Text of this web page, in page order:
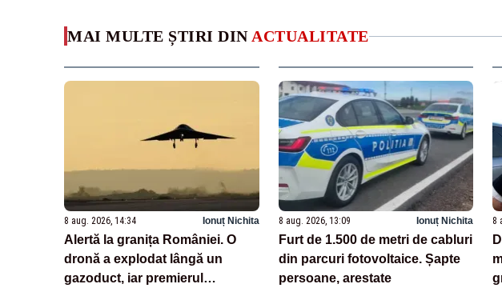
MAI MULTE ȘTIRI DIN ACTUALITATE
8 aug. 2026, 14:34 Ionuț Nichita
Alertă la granița României. O
dronă a explodat lângă un
gazoduct, iar premierul
8 aug. 2026, 13:09 Ionuț Nichita
Furt de 1.500 de metri de cabluri
din parcuri fotovoltaice. Șapte
persoane, arestate
8